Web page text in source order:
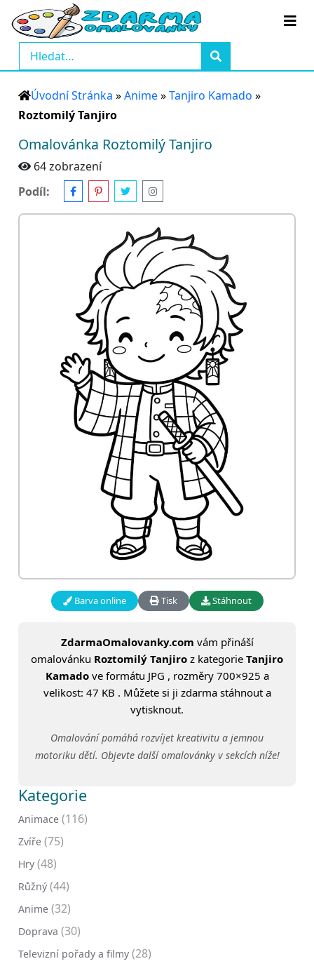
Úvodní Stránka »Anime»Tanjiro Kamado »
Roztomilý Tanjiro
Omalovánka Roztomilý Tanjiro
64 zobrazení
Podíl:
Barva online Tisk Stáhnout
ZdarmaOmalovanky.com vám přináší
omalovánku Roztomilý Tanjiro z kategorie Tanjiro
Kamadove formátu JPG , rozměry 700×925 a
velikost: 47 KB . Můžete si ji zdarma stáhnout a
vytisknout.
Omalování pomáhá rozvíjet kreativitu a jemnou
motoriku dětí. Objevte další omalovánky v sekcích níže!
Kategorie
Animace (116)
Zvíře (75)
Hry (48)
Růžný (44)
Anime (32)
Doprava (30)
Televizní pořady a filmy (28)